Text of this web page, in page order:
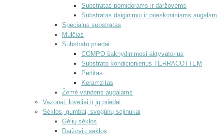
Substratas pomidorams ir daržovėms
Substratas daiginimui ir prieskoniniams
Specialus substratas
Mulčias
Substrato priedai
COMPO šaknydinimosi aktyvatorius
Substrato kondicionierius TERRACOTTEM
Perlitas
Keramzitas
Žemė vandens augalams
Vazonai, loveliai ir jų priedai
Sėklos, gumbai, svogūnų sėjinukai
Gėlių sėklos
Daržovių sėklos